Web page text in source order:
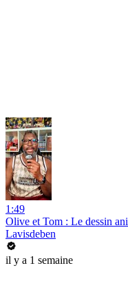
1:49
Olive et Tom : Le dessin
Lavisdeben
il y a 1 semaine